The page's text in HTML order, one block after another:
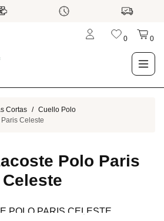
0 0
Cortas
Cuello Polo
Celeste
Polo Paris
Celeste